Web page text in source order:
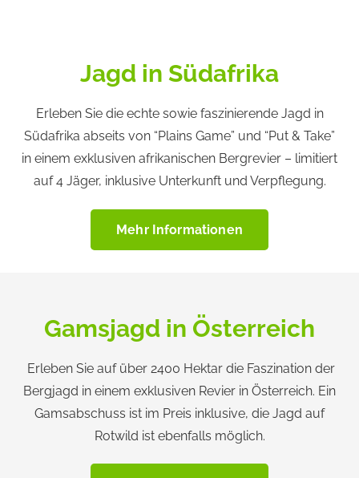
Jagd in Südafrika
Erleben Sie die echte sowie faszinierende Jagd in
Südafrika abseits von “Plains Game” und “Put & Take”
in einem exklusiven afrikanischen Bergrevier – limitiert
auf 4 Jäger, inklusive Unterkunft und Verpflegung.
Mehr Informationen
Gamsjagd in Österreich
Erleben Sie auf über 2400 Hektar die Faszination der
Bergjagd in einem exklusiven Revier in Österreich. Ein
Gamsabschuss ist im Preis inklusive, die Jagd auf
Rotwild ist ebenfalls möglich.